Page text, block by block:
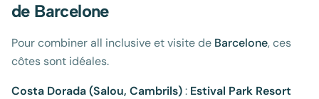
de Barcelone
Pour combiner all inclusive et visite de Barcelone, ces
côtes sont idéales.
Costa Dorada (Salou, Cambrils): Estival Park Resort